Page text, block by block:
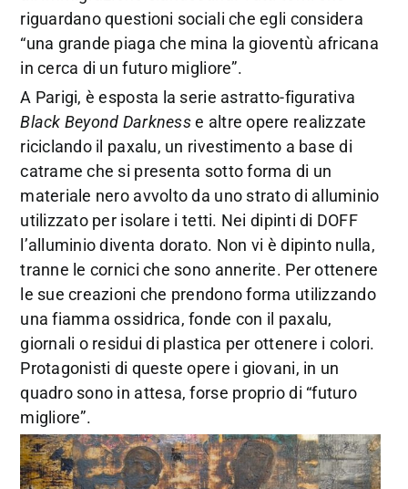
riguardano questioni sociali che egli considera
“una grande piaga che mina la gioventù africana
in cerca di un futuro migliore”.
A Parigi, è esposta la serie astratto-figurativa
Black Beyond Darknesse altre opere realizzate
riciclando il paxalu, un rivestimento a base di
catrame che si presenta sotto forma di un
materiale nero avvolto da uno strato di alluminio
utilizzato per isolare i tetti. Nei dipinti di DOFF
l’alluminio diventa dorato. Non vi è dipinto nulla,
tranne le cornici che sono annerite. Per ottenere
le sue creazioni che prendono forma utilizzando
una fiamma ossidrica, fonde con il paxalu,
giornali o residui di plastica per ottenere i colori.
Protagonisti di queste opere i giovani, in un
quadro sono in attesa, forse proprio di “futuro
migliore”.